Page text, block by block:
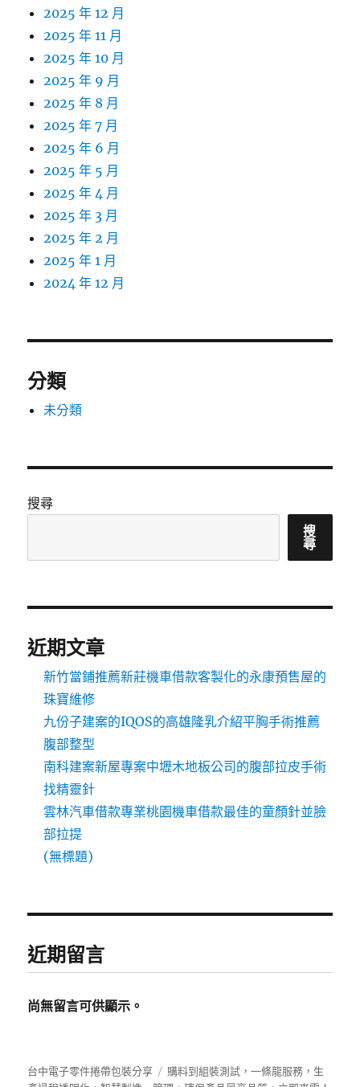
2025 年 12 月
2025 年 11 月
2025 年 10 月
2025 年 9 月
2025 年 8 月
2025 年 7 月
2025 年 6 月
2025 年 5 月
2025 年 4 月
2025 年 3 月
2025 年 2 月
2025 年 1 月
2024 年 12 月
分類
未分類
搜尋
搜
尋
近期文章
新竹當鋪推薦新莊機車借款客製化的永康預售屋的
珠寶維修
九份子建案的IQOS的高雄隆乳介紹平胸手術推薦
腹部整型
南科建案新屋專案中壢木地板公司的腹部拉皮手術
找精靈針
雲林汽車借款專業桃園機車借款最佳的童顏針並臉
部拉提
(無標題)
近期留言
尚無留言可供顯示。
台中電子零件捲帶包裝分享
購料到組裝測試，一條龍服務，生